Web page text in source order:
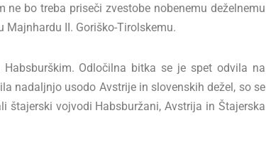
bo treba priseči zvestobe nobenemu deželnemu
II. Goriško-Tirolskemu.
Odločilna bitka se je spet odvila na
nadaljnjo usodo Avstrije in slovenskih dežel, so se
štajerski vojvodi Habsburžani, Avstrija in Štajerska